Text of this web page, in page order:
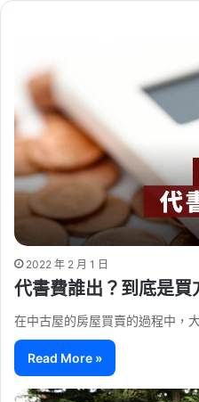
2022 年 2 月 1 日
代書費誰出？到底是買
在中古屋的房屋買賣的過程中，
Read More »